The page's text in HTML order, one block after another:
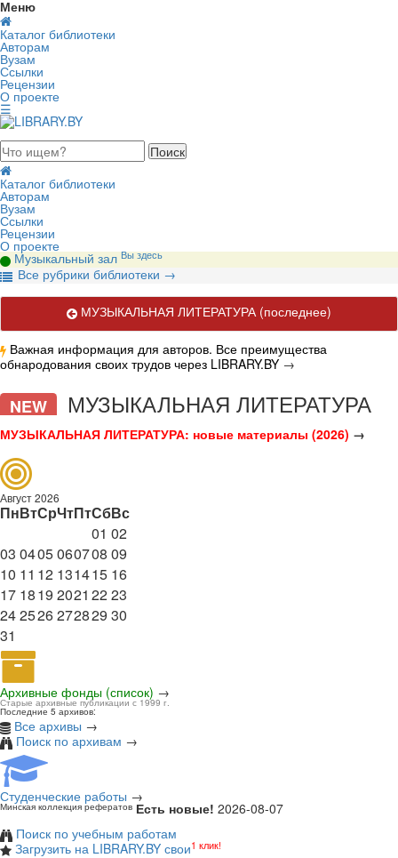
Меню
Каталог библиотеки
Авторам
Вузам
Ссылки
Рецензии
О проекте
☰
2026, пятница
Каталог библиотеки
Авторам
Вузам
Ссылки
Рецензии
О проекте
Музыкальный зал Вы здесь
Все рубрики библиотеки →
МУЗЫКАЛЬНАЯ ЛИТЕРАТУРА(последнее)
Важная информация для авторов. Все преимущества
обнародования своих трудов через LIBRARY.BY →
Актуальные публикации по вопросам музыкального искусства.
NEW МУЗЫКАЛЬНАЯ ЛИТЕРАТУРА
МУЗЫКАЛЬНАЯ ЛИТЕРАТУРА: новые материалы (2026) →
Август 2026
ПнВтСрЧтПтСбВс
01 02
03 0405060708 09
10 11 12 131415 16
17 1819 2021 2223
242526272829 30
31
Архивные фонды (список) →
Старые архивные публикации с 1999 г.
Последние 5 архивов:
Все архивы →
Поиск по архивам →
Студенческие работы →
Минская коллекция рефератов Есть новые! 2026-08-07
Поиск по учебным работам
Загрузить на LIBRARY.BY свои1 клик!